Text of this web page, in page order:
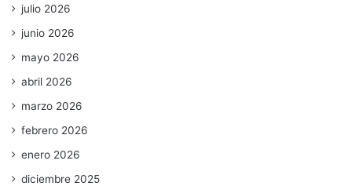
julio 2026
junio 2026
mayo 2026
abril 2026
marzo 2026
febrero 2026
enero 2026
diciembre 2025